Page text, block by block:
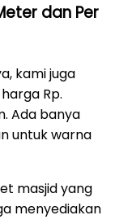
dan Per
kami juga
Rp.
Ada banya
untuk warna
masjid yang
menyediakan